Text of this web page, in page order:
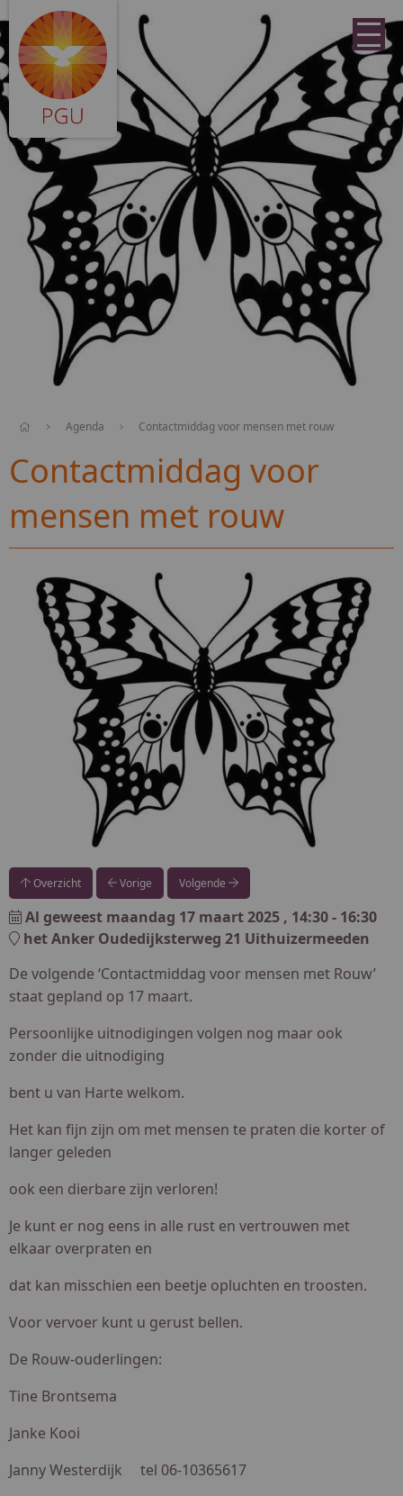
Agenda Contactmiddag voor mensen met rouw
Contactmiddag voor
mensen met rouw
Overzicht Vorige Volgende
Al geweest maandag 17 maart 2025 , 14:30 - 16:30
het Anker Oudedijksterweg 21 Uithuizermeeden
De volgende ‘Contactmiddag voor mensen met Rouw’
staat gepland op 17 maart.
Persoonlijke uitnodigingen volgen nog maar ook
zonder die uitnodiging
bent u van Harte welkom.
Het kan fijn zijn om met mensen te praten die korter of
langer geleden
ook een dierbare zijn verloren!
Je kunt er nog eens in alle rust en vertrouwen met
elkaar overpraten en
dat kan misschien een beetje opluchten en troosten.
Voor vervoer kunt u gerust bellen.
De Rouw-ouderlingen:
Tine Brontsema
Janke Kooi
Janny Westerdijk tel 06-10365617